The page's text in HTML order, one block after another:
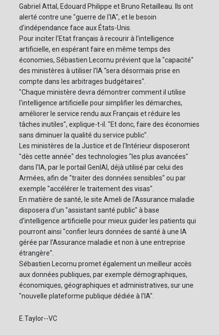
Gabriel Attal, Edouard Philippe et Bruno Retailleau. Ils ont
alerté contre une "guerre de l'IA", et le besoin
d'indépendance face aux États-Unis.
Pour inciter l'Etat français à recourir à l'intelligence
artificielle, en espérant faire en même temps des
économies, Sébastien Lecornu prévient que la "capacité"
des ministères à utiliser l'IA "sera désormais prise en
compte dans les arbitrages budgétaires".
"Chaque ministère devra démontrer comment il utilise
l'intelligence artificielle pour simplifier les démarches,
améliorer le service rendu aux Français et réduire les
tâches inutiles", explique-t-il. "Et donc, faire des économies
sans diminuer la qualité du service public".
Les ministères de la Justice et de l'Intérieur disposeront
"dès cette année" des technologies "les plus avancées"
dans l'IA, par le portail GenIAl, déjà utilisé par celui des
Armées, afin de "traiter des données sensibles" ou par
exemple "accélérer le traitement des visas".
En matière de santé, le site Ameli de l'Assurance maladie
disposera d'un "assistant santé public" à base
d'intelligence artificielle pour mieux guider les patients qui
pourront ainsi "confier leurs données de santé à une IA
gérée par l’Assurance maladie et non à une entreprise
étrangère".
Sébastien Lecornu promet également un meilleur accès
aux données publiques, par exemple démographiques,
économiques, géographiques et administratives, sur une
"nouvelle plateforme publique dédiée à l'IA".
E.Taylor--VC